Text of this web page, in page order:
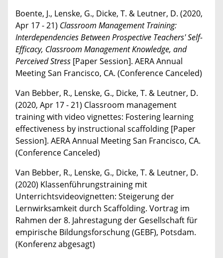
Boente, J., Lenske, G., Dicke, T. & Leutner, D. (2020,
Apr 17 - 21) Classroom Management Training:
Interdependencies Between Prospective Teachers' Self-
Efficacy, Classroom Management Knowledge, and
Perceived Stress [Paper Session]. AERA Annual
Meeting San Francisco, CA. (Conference Canceled)
Van Bebber, R., Lenske, G., Dicke, T. & Leutner, D.
(2020, Apr 17 - 21) Classroom management
training with video vignettes: Fostering learning
effectiveness by instructional scaffolding [Paper
Session]. AERA Annual Meeting San Francisco, CA.
(Conference Canceled)
Van Bebber, R., Lenske, G., Dicke, T. & Leutner, D.
(2020) Klassenführungstraining mit
Unterrichtsvideovignetten: Steigerung der
Lernwirksamkeit durch Scaffolding. Vortrag im
Rahmen der 8. Jahrestagung der Gesellschaft für
empirische Bildungsforschung (GEBF), Potsdam.
(Konferenz abgesagt)